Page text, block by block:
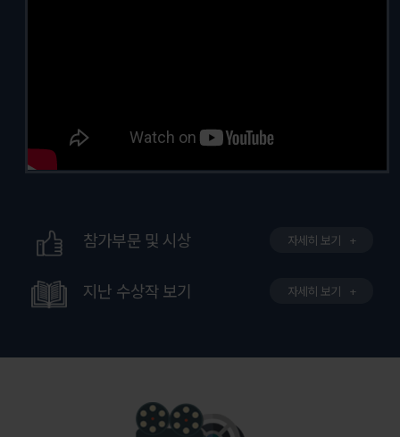
참가부문 및 시상 자세히 보기 +
지난 수상작 보기 자세히 보기 +